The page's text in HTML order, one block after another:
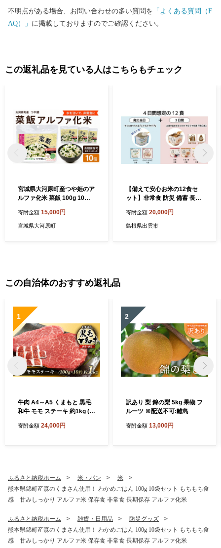
不明点がある場合、お問い合わせの多い質問を 「よくある質問（F
AQ）」 に掲載しておりますのでご確認ください。
この返礼品を見ている人はこちらもチェック
宮城県大河原町産つや姫のア
ルファ化米 菜飯 100g 10袋
アルファ米 ご飯 ごはん 防災
食 備蓄 保存食 常温 つや姫
寄附金額 15,000円
宮城県大河原町
【備えて安心お米の12食セ
ット】非常食 防災 備蓄 長期
物アレルギー対応
寄附金額 20,000円
島根県出雲市
この自治体のおすすめ返礼品
1
牛肉 A4～A5 くまもと 黒毛
和牛 モモ ステーキ 約1kg (1
配送不可：離島
寄附金額 24,000円
2
訳あり 梨 錦の梨 5kg 果物 フ
ルーツ ※配送不可:離島
寄附金額 13,000円
ふるさと納税ホーム 米・パン
米
熊本県錦町産森のくまさん使用！ わかめごはん 100g 10袋セット もちもち食
感 甘みしっかり アルファ米 保存食 非常食 長期保存 アルファ化米
ふるさと納税ホーム 雑貨・日用品
防災グッズ
熊本県錦町産森のくまさん使用！ わかめごはん 100g 10袋セット もちもち食
感 甘みしっかり アルファ米 保存食 非常食 長期保存 アルファ化米